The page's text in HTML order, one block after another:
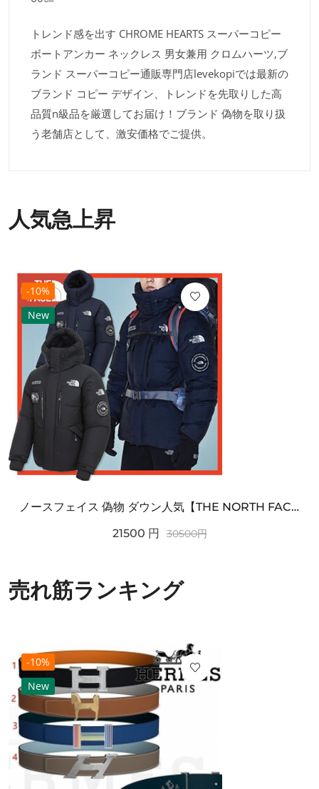
トレンド感を出す CHROME HEARTS スーパーコピー
ボートアンカー ネックレス 男女兼用 クロムハーツ,ブ
ランド スーパーコピー通販専門店levekopiでは最新の
ブランド コピー デザイン、トレンドを先取りした高
品質n級品を厳選してお届け！ブランド 偽物を取り扱
う老舗店として、激安価格でご提供。
人気急上昇
-10%
New
ノースフェイス 偽物 ダウン人気【THE NORTH FACE】M'S 7 SUMMIT HIM...
21500 円 30500円
売れ筋ランキング
-10%
New